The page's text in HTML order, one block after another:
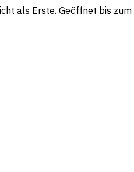
als Erste. Geöffnet bis zum